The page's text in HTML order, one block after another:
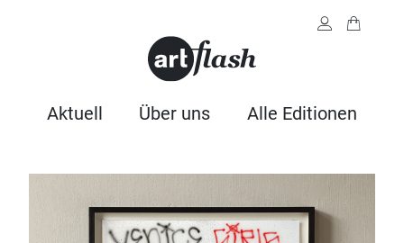
Aktuell Über uns Alle Editionen